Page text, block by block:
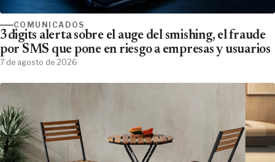
COMUNICADOS
3digits alerta sobre el auge del smishing, el fraude
por SMS que pone en riesgo a empresas y usuarios
7 de agosto de 2026